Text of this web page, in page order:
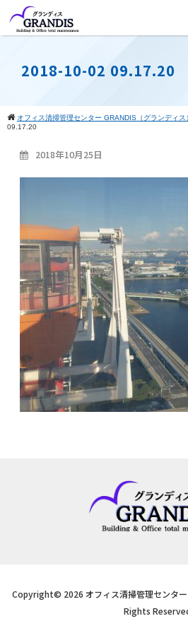
2018-10-02 09.17.20
オフィス清掃管理センター GRANDIS（グランディス
09.17.20
2018年10月25日
Copyright© 2026 オフィス清掃管理センター
Rights